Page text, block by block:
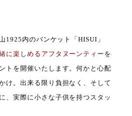
1925内のバンケット「HISUI」
に楽しめるアフタヌーンティー を
トを開催いたします。何かと心配
け。出来る限り負担なく、そして
、実際に小さな子供を持つスタッ